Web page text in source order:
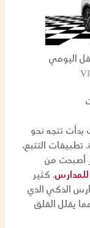
اليومي
تتجه نحو
تطبيقات التتبع،
أصبحت من
. كثير
الذكي الذي
يقلل القلق